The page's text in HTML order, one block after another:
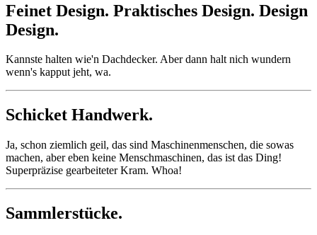
Feinet Design. Praktisches Design. Design
Design.
Kannste halten wie'n Dachdecker. Aber dann halt nich wundern
wenn's kapput jeht, wa.
Schicket Handwerk.
Ja, schon ziemlich geil, das sind Maschinenmenschen, die sowas
machen, aber eben keine Menschmaschinen, das ist das Ding!
Superpräzise gearbeiteter Kram. Whoa!
Sammlerstücke.